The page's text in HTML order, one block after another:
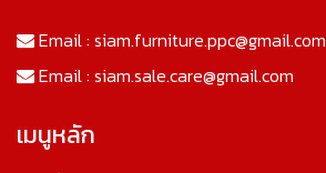
Email : siam.furniture.ppc@gmail.com
Email : siam.sale.care@gmail.com
เมนูหลัก